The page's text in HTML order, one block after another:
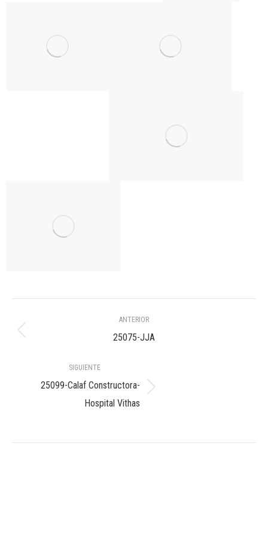
entre
álbumes
ANTERIOR
Álbum
25075-JJA
SIGUIENTE
siguiente:
25099-Calaf Constructora-
Hospital Vithas